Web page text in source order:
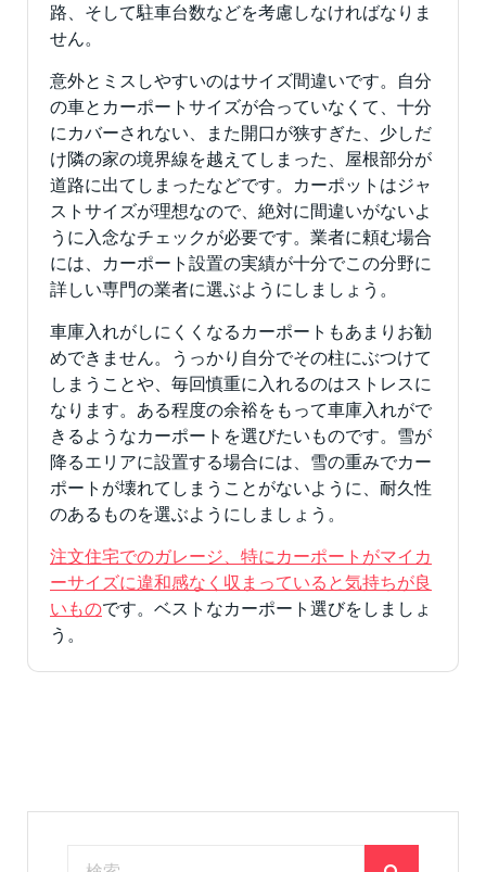
路、そして駐車台数などを考慮しなければなりま
せん。
意外とミスしやすいのはサイズ間違いです。自分
の車とカーポートサイズが合っていなくて、十分
にカバーされない、また開口が狭すぎた、少しだ
け隣の家の境界線を越えてしまった、屋根部分が
道路に出てしまったなどです。カーポットはジャ
ストサイズが理想なので、絶対に間違いがないよ
うに入念なチェックが必要です。業者に頼む場合
には、カーポート設置の実績が十分でこの分野に
詳しい専門の業者に選ぶようにしましょう。
車庫入れがしにくくなるカーポートもあまりお勧
めできません。うっかり自分でその柱にぶつけて
しまうことや、毎回慎重に入れるのはストレスに
なります。ある程度の余裕をもって車庫入れがで
きるようなカーポートを選びたいものです。雪が
降るエリアに設置する場合には、雪の重みでカー
ポートが壊れてしまうことがないように、耐久性
のあるものを選ぶようにしましょう。
注文住宅でのガレージ、特にカーポートがマイカ
ーサイズに違和感なく収まっていると気持ちが良
いものです。ベストなカーポート選びをしましょ
う。